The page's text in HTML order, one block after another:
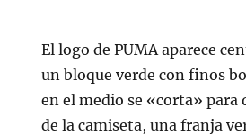
El logo de PUMA aparece
un bloque verde con finos
en el medio se «corta» para
de la camiseta, una franja